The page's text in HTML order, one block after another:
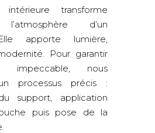
transforme
d’un
apporte lumière,
Pour garantir
impeccable, nous
processus précis :
support, application
puis pose de la